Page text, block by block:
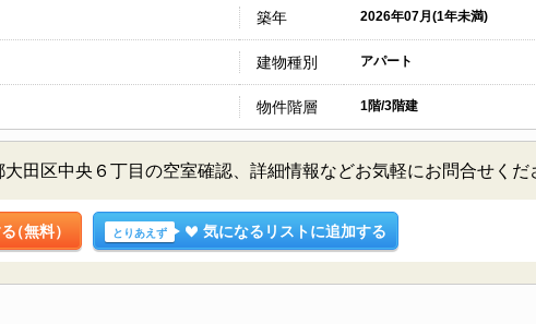
築年 2026年07月(1年未満)
建物種別 アパート
物件階層 1階/3階建
田区中央６丁目の空室確認、詳細情報などお気軽にお問合せくだ
（無料） とりあえず 気になるリストに追加する